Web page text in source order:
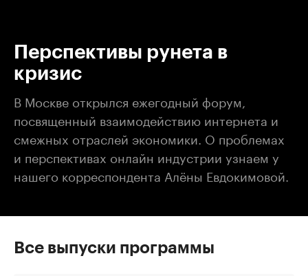
Перспективы рунета в
кризис
В Москве открылся ежегодный форум,
посвященный взаимодействию интернета и
смежных отраслей экономики. О проблемах
и перспективах онлайн индустрии узнаем у
нашего корреспондента Алёны Евдокимовой.
Все выпуски программы